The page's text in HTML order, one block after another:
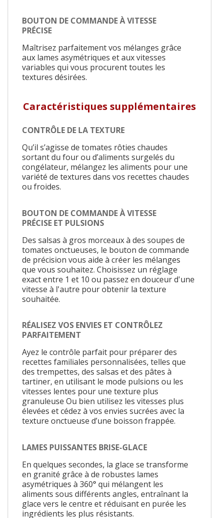
BOUTON DE COMMANDE À VITESSE
PRÉCISE
Maîtrisez parfaitement vos mélanges grâce
aux lames asymétriques et aux vitesses
variables qui vous procurent toutes les
textures désirées.
Caractéristiques supplémentaires
CONTRÔLE DE LA TEXTURE
Qu’il s’agisse de tomates rôties chaudes
sortant du four ou d’aliments surgelés du
congélateur, mélangez les aliments pour une
variété de textures dans vos recettes chaudes
ou froides.
BOUTON DE COMMANDE À VITESSE
PRÉCISE ET PULSIONS
Des salsas à gros morceaux à des soupes de
tomates onctueuses, le bouton de commande
de précision vous aide à créer les mélanges
que vous souhaitez. Choisissez un réglage
exact entre 1 et 10 ou passez en douceur d'une
vitesse à l'autre pour obtenir la texture
souhaitée.
RÉALISEZ VOS ENVIES ET CONTRÔLEZ
PARFAITEMENT
Ayez le contrôle parfait pour préparer des
recettes familiales personnalisées, telles que
des trempettes, des salsas et des pâtes à
tartiner, en utilisant le mode pulsions ou les
vitesses lentes pour une texture plus
granuleuse Ou bien utilisez les vitesses plus
élevées et cédez à vos envies sucrées avec la
texture onctueuse d’une boisson frappée.
LAMES PUISSANTES BRISE-GLACE
En quelques secondes, la glace se transforme
en granité grâce à de robustes lames
asymétriques à 360° qui mélangent les
aliments sous différents angles, entraînant la
glace vers le centre et réduisant en purée les
ingrédients les plus résistants.